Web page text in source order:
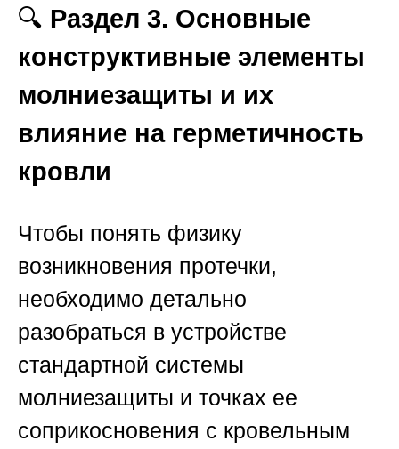
🔍 Раздел 3. Основные
конструктивные элементы
молниезащиты и их
влияние на герметичность
кровли
Чтобы понять физику
возникновения протечки,
необходимо детально
разобраться в устройстве
стандартной системы
молниезащиты и точках ее
соприкосновения с кровельным